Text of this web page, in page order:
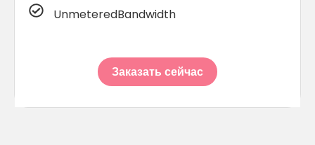
UnmeteredBandwidth
Заказать сейчас